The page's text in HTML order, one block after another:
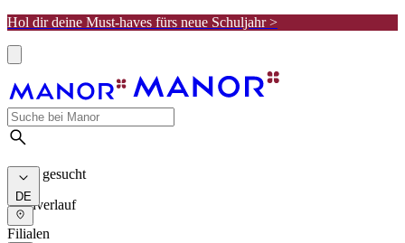
Hol dir deine Must-haves fürs neue Schuljahr >
Meist gesucht
Suchverlauf
DE
Filialen